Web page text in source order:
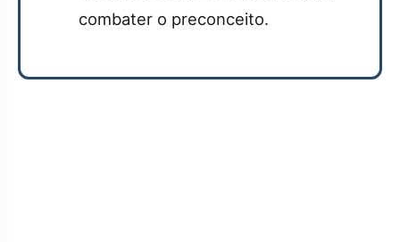
combater o preconceito.